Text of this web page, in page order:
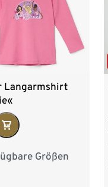
Langarmshirt
Größen
98/104